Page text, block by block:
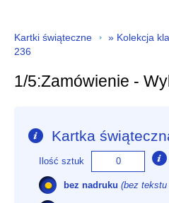
Kartki świąteczne » Kolekcja
236
1/5:Zamówienie -
Kartka
Ilość sztuk
bez nadruku (bez tekstu